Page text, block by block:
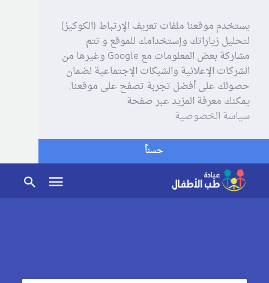
يستخدم موقعنا ملفات تعريف الإرتباط (الكوكيز)
لتحليل زياراتك وإستخدامك للموقع و تتم
مشاركة بعض المعلومات مع Google وغيرها من
الشركات الإعلانية والشبكات الإجتماعية لضمان
حصولك على أفضل تجربة تصفح على موقعنا,
يمكنك معرفة المزيد عبر صفحة
سياسة الخصوصية
حسناً